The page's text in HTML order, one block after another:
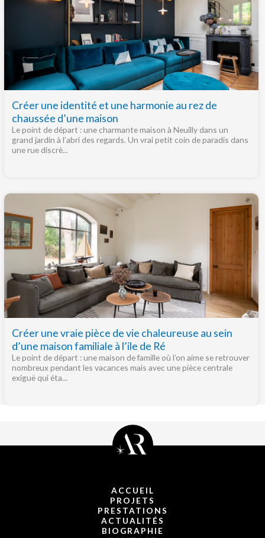
Créer une identité et une harmonie au rez de
chaussée d’une maison
Le point de départ : une charmante maison à Neuilly dans un
grand jardin à l’abri des regards. Un vrai petit coin de paradis dans
une rue discrè...
Créer une vraie pièce de vie chaleureuse au sein
d’une maison familiale à l’ile de Ré
Le point de départ : une maison de famille où l’on aime se retrouver
nombreux pendant les vacances mais avec une pièce centrale
exiguë qui éta...
ACCUEIL
PROJETS
PRESTATIONS
ACTUALITÉS
BIOGRAPHIE